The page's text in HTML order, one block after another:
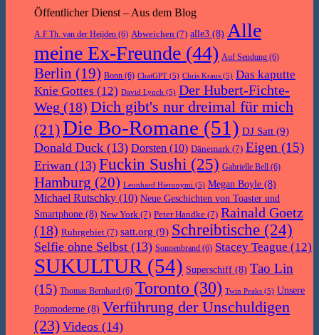
Öffentlicher Dienst – Aus dem Blog
A.F.Th. van der Heijden (6) Abweichen (7) alle3 (8) Alle
meine Ex-Freunde (44) Auf Sendung (6)
Berlin (19) Bonn (6) ChatGPT (5) Chris Kraus (5) Das kaputte
Knie Gottes (12) David Lynch (5) Der Hubert-Fichte-
Weg (18) Dich gibt's nur dreimal für mich
(21)Die Bo-Romane (51) DJ Satt (9)
Donald Duck (13) Dorsten (10) Dänemark (7) Eigen (15)
Eriwan (13) Fuckin Sushi (25) Gabrielle Bell (6)
Hamburg (20) Leonhard Hieronymi (5) Megan Boyle (8)
Michael Rutschky (10) Neue Geschichten von Toaster und
Smartphone (8) New York (7) Peter Handke (7) Rainald Goetz
(18) Ruhrgebiet (7) satt.org (9) Schreibtische (24)
Selfie ohne Selbst (13) Sonnenbrand (6) Stacey Teague (12)
SUKULTUR (54) Superschiff (8) Tao Lin
(15) Thomas Bernhard (6) Toronto (30) Twin Peaks (5) Unsere
Popmoderne (8) Verführung der Unschuldigen
(23) Videos (14)